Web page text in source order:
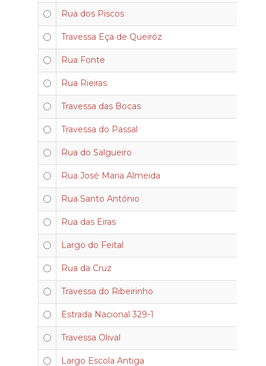
Rua dos Piscos
Travessa Eça de Queiróz
Rua Fonte
Rua Rieiras
Travessa das Bocas
Travessa do Passal
Rua do Salgueiro
Rua José Maria Almeida
Rua Santo António
Rua das Eiras
Largo do Feital
Rua da Cruz
Travessa do Ribeirinho
Estrada Nacional 329-1
Travessa Olival
Largo Escola Antiga